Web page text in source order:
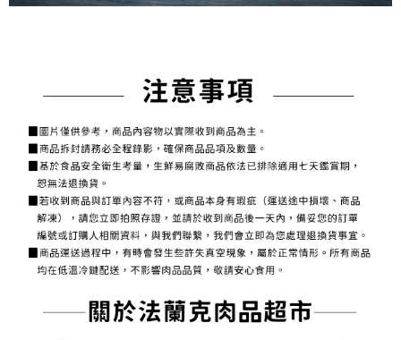
時審查核予不同之上限額度；若仍有額度不足之情形，本公司將視審查結果